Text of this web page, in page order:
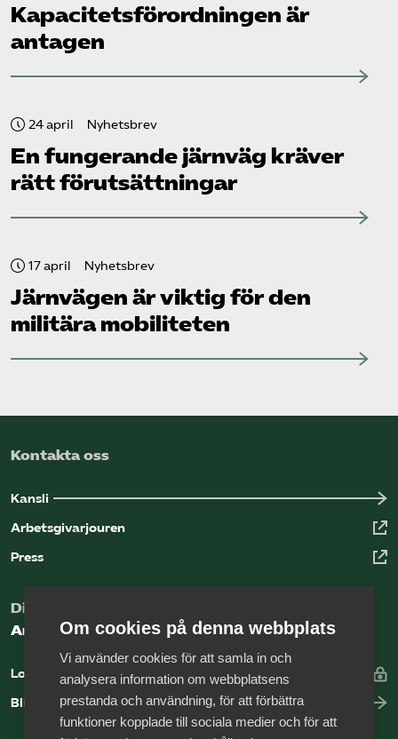
Kapacitets­förordningen är
antagen
24 april Nyhetsbrev
En fungerande järnväg kräver
rätt förutsättningar
17 april Nyhetsbrev
Järnvägen är viktig för den
militära mobiliteten
Kontakta oss
Kansli
Arbetsgivarjouren
Press
Digital kunskapsbank för arbetsgivare
Arbetsgivarguiden
Logga in
Bli medlem
Om cookies på denna webbplats
Vi använder cookies för att samla in och
analysera information om webbplatsens
prestanda och användning, för att förbättra
funktioner kopplade till sociala medier och för att